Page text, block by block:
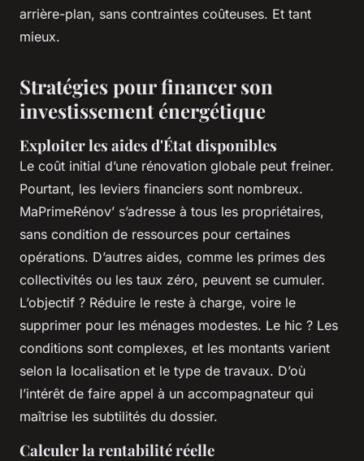
arrière-plan, sans contraintes coûteuses. Et tant
mieux.
Stratégies pour financer son
investissement énergétique
Exploiter les aides d'État disponibles
Le coût initial d’une rénovation globale peut freiner.
Pourtant, les leviers financiers sont nombreux.
MaPrimeRénov’ s’adresse à tous les propriétaires,
sans condition de ressources pour certaines
opérations. D’autres aides, comme les primes des
collectivités ou les taux zéro, peuvent se cumuler.
L’objectif ? Réduire le reste à charge, voire le
supprimer pour les ménages modestes. Le hic ? Les
conditions sont complexes, et les montants varient
selon la localisation et le type de travaux. D’où
l’intérêt de faire appel à un accompagnateur qui
maîtrise les subtilités du dossier.
Calculer la rentabilité réelle